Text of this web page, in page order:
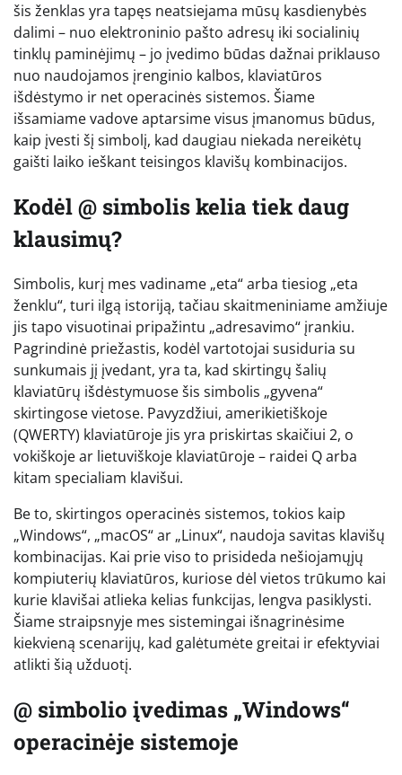
šis ženklas yra tapęs neatsiejama mūsų kasdienybės
dalimi – nuo elektroninio pašto adresų iki socialinių
tinklų paminėjimų – jo įvedimo būdas dažnai priklauso
nuo naudojamos įrenginio kalbos, klaviatūros
išdėstymo ir net operacinės sistemos. Šiame
išsamiame vadove aptarsime visus įmanomus būdus,
kaip įvesti šį simbolį, kad daugiau niekada nereikėtų
gaišti laiko ieškant teisingos klavišų kombinacijos.
Kodėl @ simbolis kelia tiek daug
klausimų?
Simbolis, kurį mes vadiname „eta“ arba tiesiog „eta
ženklu“, turi ilgą istoriją, tačiau skaitmeniniame amžiuje
jis tapo visuotinai pripažintu „adresavimo“ įrankiu.
Pagrindinė priežastis, kodėl vartotojai susiduria su
sunkumais jį įvedant, yra ta, kad skirtingų šalių
klaviatūrų išdėstymuose šis simbolis „gyvena“
skirtingose vietose. Pavyzdžiui, amerikietiškoje
(QWERTY) klaviatūroje jis yra priskirtas skaičiui 2, o
vokiškoje ar lietuviškoje klaviatūroje – raidei Q arba
kitam specialiam klavišui.
Be to, skirtingos operacinės sistemos, tokios kaip
„Windows“, „macOS“ ar „Linux“, naudoja savitas klavišų
kombinacijas. Kai prie viso to prisideda nešiojamųjų
kompiuterių klaviatūros, kuriose dėl vietos trūkumo kai
kurie klavišai atlieka kelias funkcijas, lengva pasiklysti.
Šiame straipsnyje mes sistemingai išnagrinėsime
kiekvieną scenarijų, kad galėtumėte greitai ir efektyviai
atlikti šią užduotį.
@ simbolio įvedimas „Windows“
operacinėje sistemoje